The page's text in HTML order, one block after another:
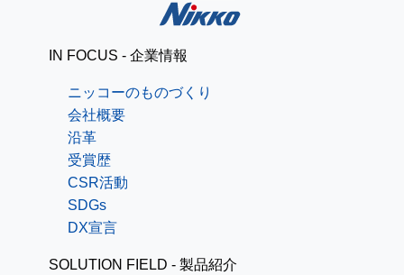
IN FOCUS - 企業情報
ニッコーのものづくり
会社概要
沿革
受賞歴
CSR活動
SDGs
DX宣言
SOLUTION FIELD - 製品紹介